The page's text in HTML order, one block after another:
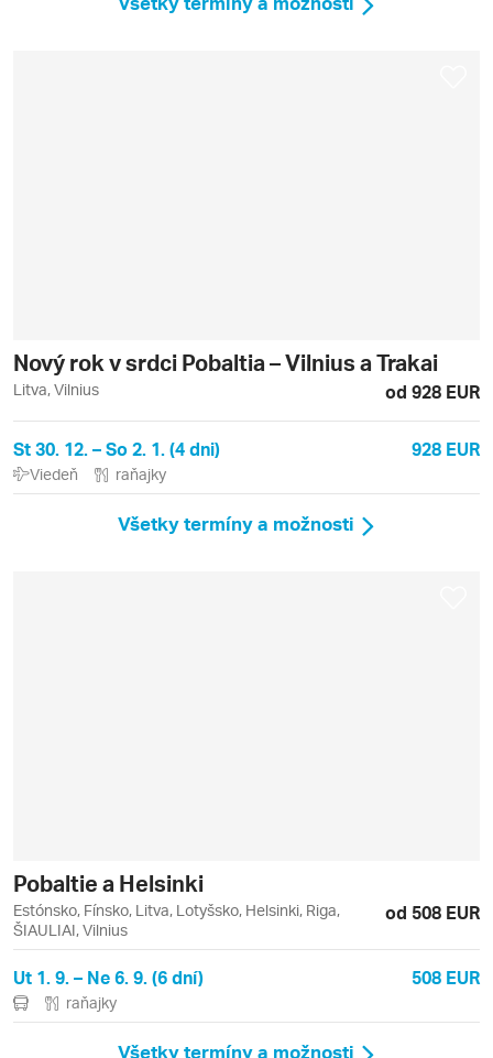
Nový rok v srdci Pobaltia – Vilnius a Trakai
Litva, Vilnius od 928 EUR
St 30. 12. – So 2. 1. (4 dni) 928 EUR
Viedeň raňajky
Všetky termíny a možnosti
Pobaltie a Helsinki
Estónsko, Fínsko, Litva, Lotyšsko, Helsinki, Riga,
ŠIAULIAI, Vilnius
od 508 EUR
Ut 1. 9. – Ne 6. 9. (6 dní) 508 EUR
raňajky
Všetky termíny a možnosti